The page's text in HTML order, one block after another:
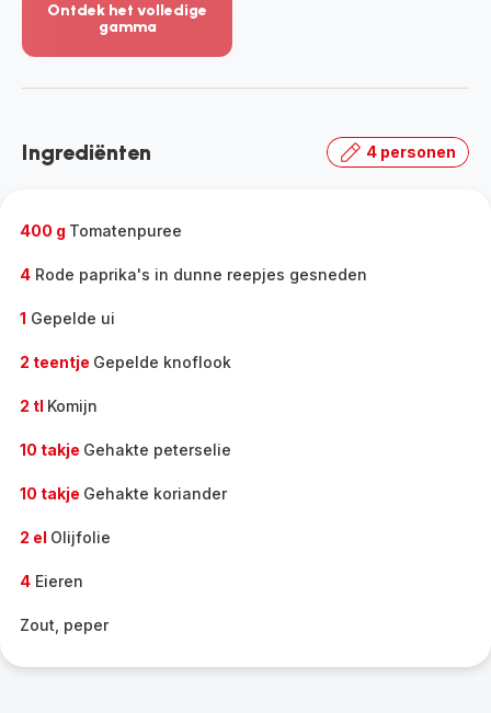
Ontdek het volledige
gamma
-
volledige
Ingrediënten 4 personen
400 g Tomatenpuree
4 Rode paprika's in dunne reepjes gesneden
1 Gepelde ui
2 teentje Gepelde knoflook
2 tl Komijn
10 takje Gehakte peterselie
10 takje Gehakte koriander
2 el Olijfolie
4 Eieren
Zout, peper